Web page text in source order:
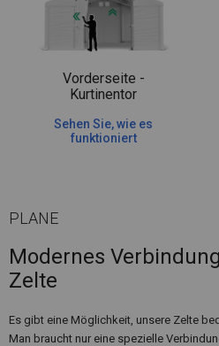
Vorderseite -
Kurtinentor
Sehen Sie, wie es
funktioniert
PLANE
Modernes
Zelte
Es gibt eine Möglichkeit, unsere Zelte
Man braucht nur eine spezielle